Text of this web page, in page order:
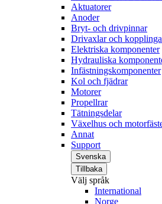
Aktuatorer
Anoder
Bryt- och drivpinnar
Drivaxlar och
Elektriska komponenter
Hydrauliska
Infästningskomponenter
Kol och fjädrar
Motorer
Propellrar
Tätningsdelar
Växelhus och
Annat
Support
Svenska
Tillbaka
Välj språk
International
Norge